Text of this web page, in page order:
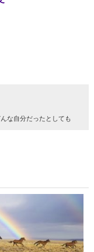
んな自分だったとしても